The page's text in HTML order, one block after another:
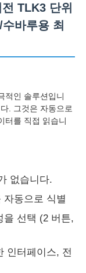
TLK3 단위
바루용 최
적인 솔루션입니
. 그것은 자동으로
터를 직접 읽습니
없습니다.
자동으로 식별
을 선택 (2 버튼,
인터페이스, 전